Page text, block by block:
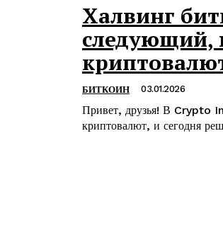
Халвинг
следующий,
БИТКОИН 03.01.2026
Привет, друзья! В Crypto
криптовалют, и сегодня